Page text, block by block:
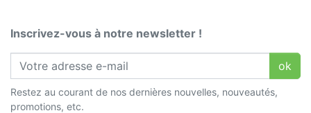
Inscrivez-vous à notre newsletter !
ok
Restez au courant de nos dernières nouvelles, nouveautés,
promotions, etc.